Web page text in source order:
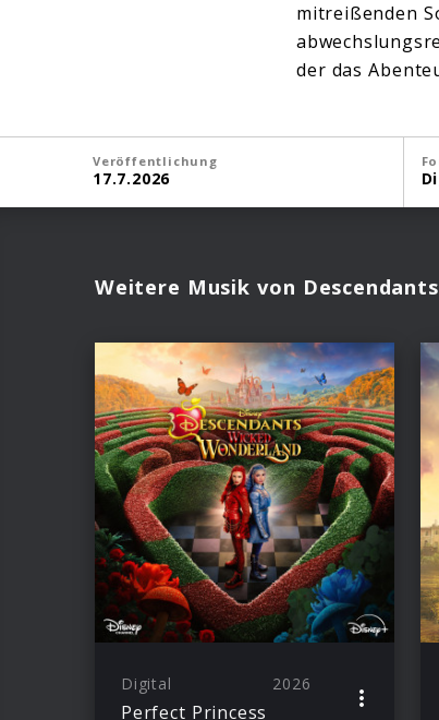
mitreißenden
der das
Veröffentlichung
17.7.2026
Weitere Musik von Descendants
Digital 2026
Perfect Princess